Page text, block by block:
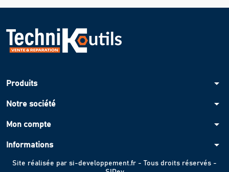
Produits arrow_drop_down
Notre société arrow_drop_down
Mon compte arrow_drop_down
Informations arrow_drop_down
Site réalisée par si-developpement.fr - Tous droits réservés -